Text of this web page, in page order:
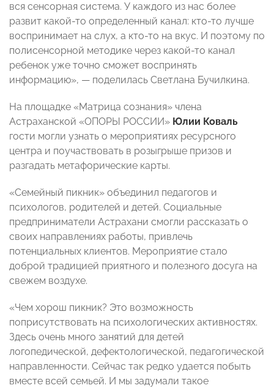
вся сенсорная система. У каждого из нас более
развит какой-то определенный канал: кто-то лучше
воспринимает на слух, а кто-то на вкус. И поэтому по
полисенсорной методике через какой-то канал
ребенок уже точно сможет воспринять
информацию», — поделилась Светлана Бучилкина.
На площадке «Матрица сознания» члена
Астраханской «ОПОРЫ РОССИИ» Юлии Коваль
гости могли узнать о мероприятиях ресурсного
центра и поучаствовать в розыгрыше призов и
разгадать метафорические карты.
«Семейный пикник» объединил педагогов и
психологов, родителей и детей. Социальные
предприниматели Астрахани смогли рассказать о
своих направлениях работы, привлечь
потенциальных клиентов. Мероприятие стало
доброй традицией приятного и полезного досуга на
свежем воздухе.
«Чем хорош пикник? Это возможность
поприсутствовать на психологических активностях.
Здесь очень много занятий для детей
логопедической, дефектологической, педагогической
направленности. Сейчас так редко удается побыть
вместе всей семьей. И мы задумали такое